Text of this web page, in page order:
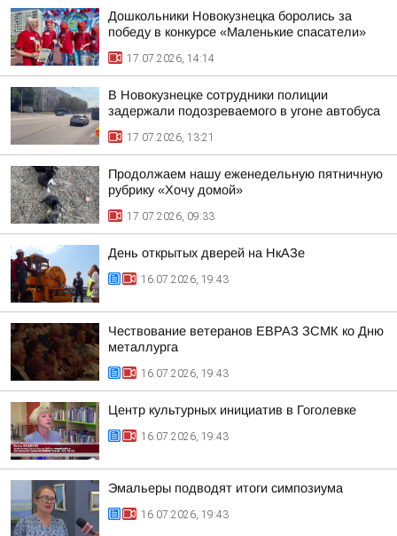
Дошкольники Новокузнецка боролись за
победу в конкурсе «Маленькие спасатели»
17.07.2026, 14:14
В Новокузнецке сотрудники полиции
задержали подозреваемого в угоне автобуса
17.07.2026, 13:21
Продолжаем нашу еженедельную пятничную
рубрику «Хочу домой»
17.07.2026, 09:33
День открытых дверей на НкАЗе
16.07.2026, 19:43
Чествование ветеранов ЕВРАЗ ЗСМК ко Дню
металлурга
16.07.2026, 19:43
Центр культурных инициатив в Гоголевке
16.07.2026, 19:43
Эмальеры подводят итоги симпозиума
16.07.2026, 19:43